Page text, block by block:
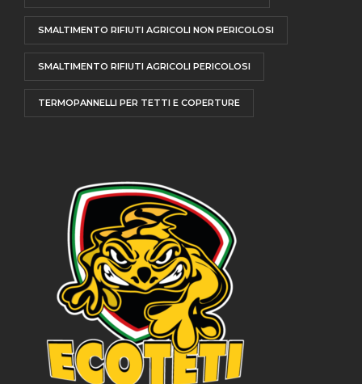
SMALTIMENTO RIFIUTI AGRICOLI NON PERICOLOSI
SMALTIMENTO RIFIUTI AGRICOLI PERICOLOSI
TERMOPANNELLI PER TETTI E COPERTURE